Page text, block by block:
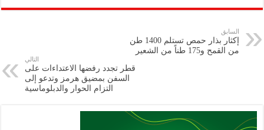
p
y
Li
eb
k
tt
nt
at
A
p
p
gr
ai
ar
السابق
إكثار بذار حمص تستلم 1400 طن
من القمح و175 طناً من الشعير
التالي
قطر تجدد رفضها الاعتداءات على
السفن بمضيق هرمز وتدعو إلى
التزام الحوار والدبلوماسية